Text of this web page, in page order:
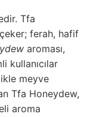
Tfa
ferah, hafif
aroması,
kullanıcılar
meyve
Tfa Honeydew,
aroma